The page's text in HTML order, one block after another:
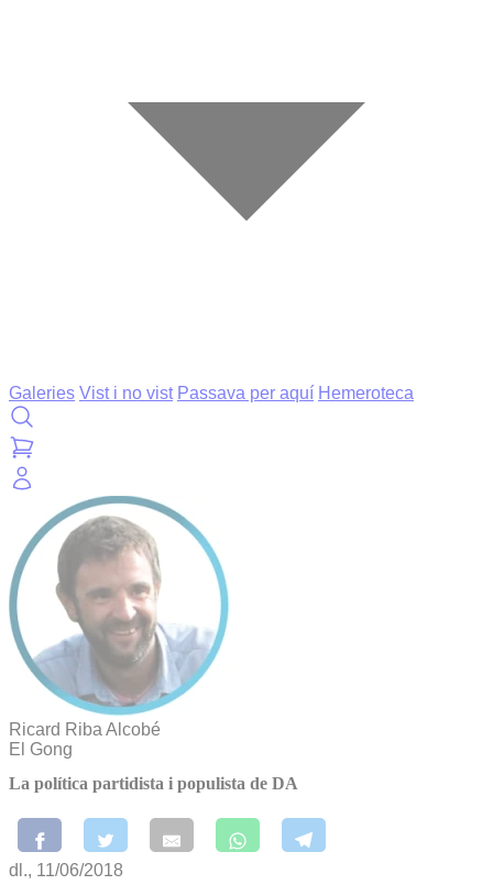
Galeries Vist i no vist Passava per aquí Hemeroteca
Ricard Riba Alcobé
El Gong
La política partidista i populista de DA
dl., 11/06/2018